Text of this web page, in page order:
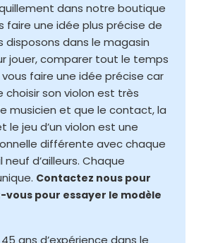
dans notre boutique
faire une idée plus précise de
disposons dans le magasin
jouer, comparer tout le temps
faire une idée précise car
choisir son violon est très
musicien et que le contact, la
le jeu d’un violon est une
différente avec chaque
d’ailleurs. Chaque
Contactez nous pour
pour essayer le modèle
ans d’expérience dans le